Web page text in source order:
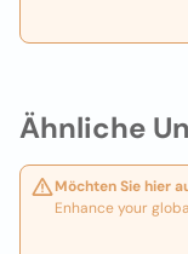
Ähnliche
Möchten Sie hier
Enhance your